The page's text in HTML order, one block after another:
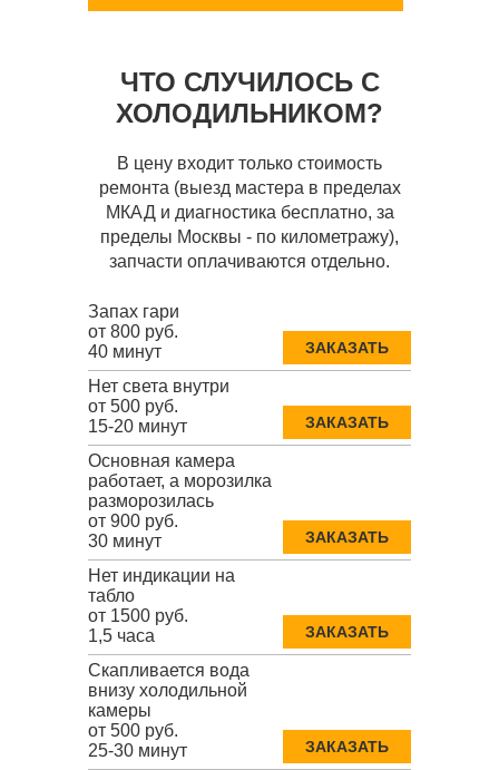
ЧТО СЛУЧИЛОСЬ С
ХОЛОДИЛЬНИКОМ?
В цену входит только стоимость
ремонта (выезд мастера в пределах
МКАД и диагностика бесплатно, за
пределы Москвы - по километражу),
запчасти оплачиваются отдельно.
Запах гари
от 800 руб.
40 минут
ЗАКАЗАТЬ
Нет света внутри
от 500 руб.
15-20 минут
ЗАКАЗАТЬ
Основная камера
работает, а морозилка
разморозилась
от 900 руб.
30 минут
ЗАКАЗАТЬ
Нет индикации на
табло
от 1500 руб.
1,5 часа
ЗАКАЗАТЬ
Скапливается вода
внизу холодильной
камеры
от 500 руб.
25-30 минут
ЗАКАЗАТЬ